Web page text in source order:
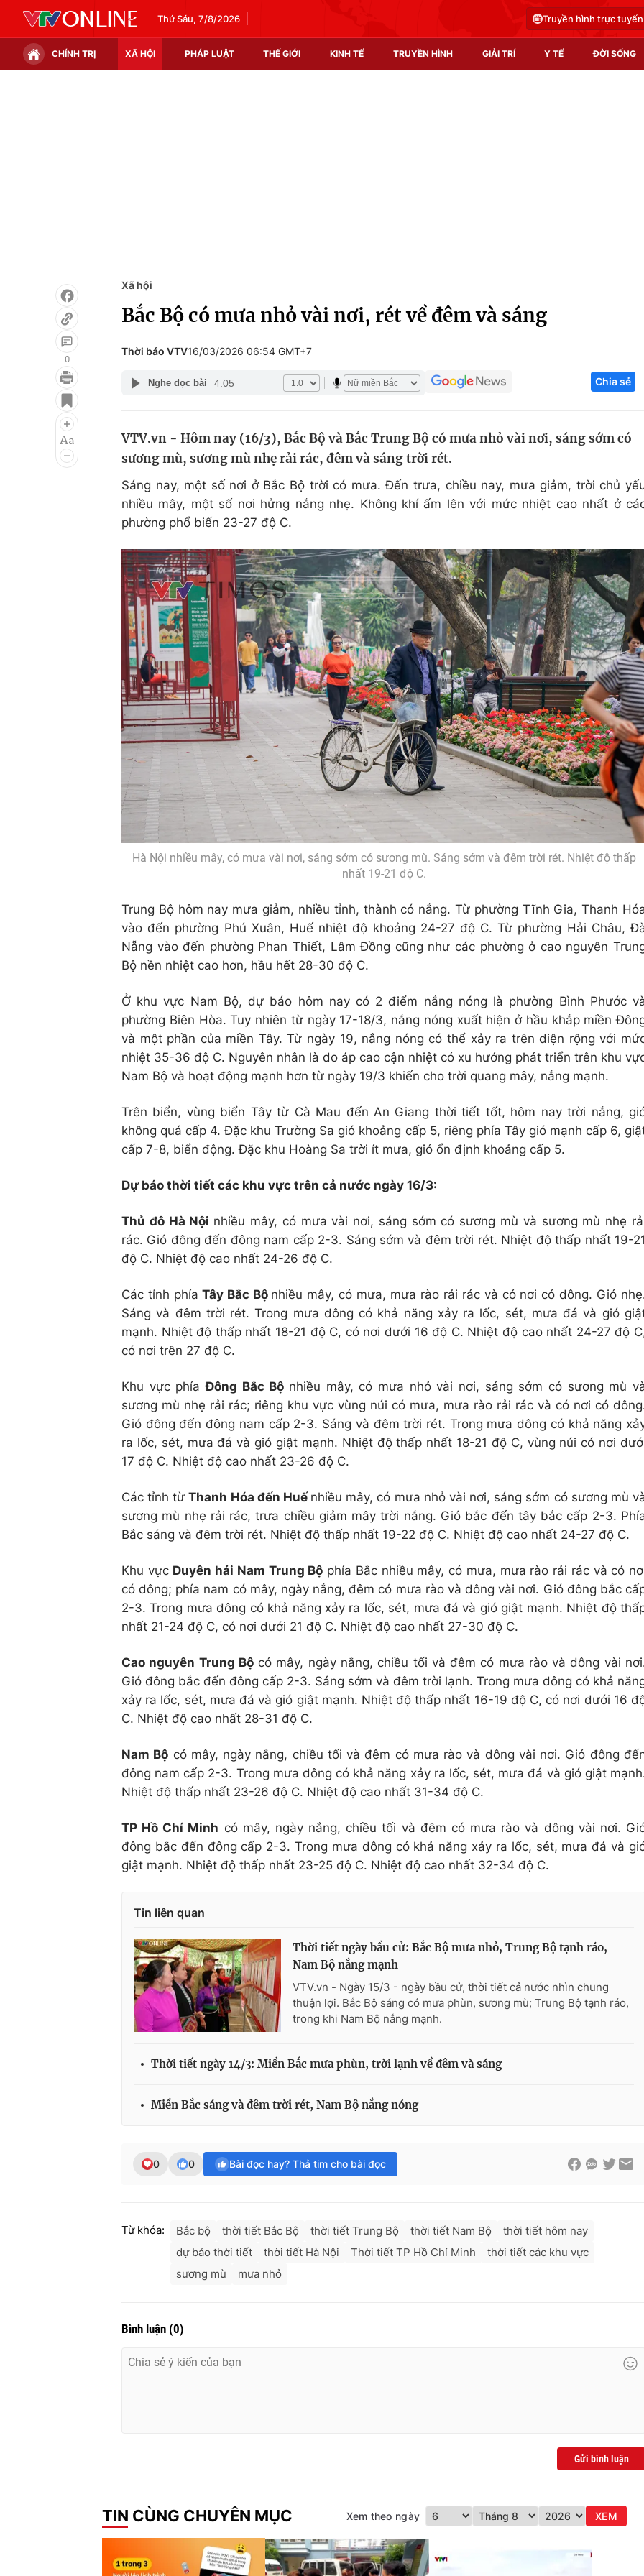
Thứ Sáu, 7/8/2026 Truyền hình trực tuyến
CHÍNH TRỊ XÃ HỘI PHÁP LUẬT THẾ GIỚI KINH TẾ TRUYỀN HÌNH GIẢI TRÍ Y TẾ ĐỜI SỐNG
Điện ảnh
Âm nhạc
Làm đẹp
Giáo dục
Học trực tuyến
Công nghệ
Sản phẩm
Tư vấn
0
Xã hội
Bắc Bộ có mưa nhỏ vài nơi, rét về đêm và sáng
Thời báo VTV16/03/2026 06:54 GMT+7
Nghe đọc bài 4:05 Chia sẻ
VTV.vn - Hôm nay (16/3), Bắc Bộ và Bắc Trung Bộ có mưa nhỏ vài nơi, sáng sớm có
sương mù, sương mù nhẹ rải rác, đêm và sáng trời rét.
Sáng nay, một số nơi ở Bắc Bộ trời có mưa. Đến trưa, chiều nay, mưa giảm, trời chủ
nhiều mây, một số nơi hửng nắng nhẹ. Không khí ấm lên với mức nhiệt cao nhất ở
phường phổ biến 23-27 độ C.
Hà Nội nhiều mây, có mưa vài nơi, sáng sớm có sương mù. Sáng sớm và đêm trời rét. Nhiệt độ thấp
nhất 19-21 độ C.
Trung Bộ hôm nay mưa giảm, nhiều tỉnh, thành có nắng. Từ phường Tĩnh Gia, Thanh
vào đến phường Phú Xuân, Huế nhiệt độ khoảng 24-27 độ C. Từ phường Hải Châu,
Nẵng vào đến phường Phan Thiết, Lâm Đồng cũng như các phường ở cao nguyên
Bộ nền nhiệt cao hơn, hầu hết 28-30 độ C.
Ở khu vực Nam Bộ, dự báo hôm nay có 2 điểm nắng nóng là phường Bình Phước
phường Biên Hòa. Tuy nhiên từ ngày 17-18/3, nắng nóng xuất hiện ở hầu khắp miền
và một phần của miền Tây. Từ ngày 19, nắng nóng có thể xảy ra trên diện rộng với
nhiệt 35-36 độ C. Nguyên nhân là do áp cao cận nhiệt có xu hướng phát triển trên khu
Nam Bộ và hoạt động mạnh hơn từ ngày 19/3 khiến cho trời quang mây, nắng mạnh.
Trên biển, vùng biển Tây từ Cà Mau đến An Giang thời tiết tốt, hôm nay trời nắng,
không quá cấp 4. Đặc khu Trường Sa gió khoảng cấp 5, riêng phía Tây gió mạnh cấp 6,
cấp 7-8, biển động. Đặc khu Hoàng Sa trời ít mưa, gió ổn định khoảng cấp 5.
Dự báo thời tiết các khu vực trên cả nước ngày 16/3:
Thủ đô Hà Nội nhiều mây, có mưa vài nơi, sáng sớm có sương mù và sương mù nhẹ
rác. Gió đông đến đông nam cấp 2-3. Sáng sớm và đêm trời rét. Nhiệt độ thấp nhất 19-21
độ C. Nhiệt độ cao nhất 24-26 độ C.
Các tỉnh phía Tây Bắc Bộ nhiều mây, có mưa, mưa rào rải rác và có nơi có dông. Gió
Sáng và đêm trời rét. Trong mưa dông có khả năng xảy ra lốc, sét, mưa đá và gió
mạnh. Nhiệt độ thấp nhất 18-21 độ C, có nơi dưới 16 độ C. Nhiệt độ cao nhất 24-27 độ
có nơi trên 27 độ C.
Khu vực phíaĐông Bắc Bộ nhiều mây, có mưa nhỏ vài nơi, sáng sớm có sương mù
sương mù nhẹ rải rác; riêng khu vực vùng núi có mưa, mưa rào rải rác và có nơi có
Gió đông đến đông nam cấp 2-3. Sáng và đêm trời rét. Trong mưa dông có khả năng
ra lốc, sét, mưa đá và gió giật mạnh. Nhiệt độ thấp nhất 18-21 độ C, vùng núi có nơi
17 độ C. Nhiệt độ cao nhất 23-26 độ C.
Các tỉnh từThanh Hóa đến Huế nhiều mây, có mưa nhỏ vài nơi, sáng sớm có sương mù
sương mù nhẹ rải rác, trưa chiều giảm mây trời nắng. Gió bắc đến tây bắc cấp 2-3.
Bắc sáng và đêm trời rét. Nhiệt độ thấp nhất 19-22 độ C. Nhiệt độ cao nhất 24-27 độ C.
Khu vực Duyên hải Nam Trung Bộ phía Bắc nhiều mây, có mưa, mưa rào rải rác và có
có dông; phía nam có mây, ngày nắng, đêm có mưa rào và dông vài nơi. Gió đông bắc
2-3. Trong mưa dông có khả năng xảy ra lốc, sét, mưa đá và gió giật mạnh. Nhiệt độ
nhất 21-24 độ C, có nơi dưới 21 độ C. Nhiệt độ cao nhất 27-30 độ C.
Cao nguyên Trung Bộcó mây, ngày nắng, chiều tối và đêm có mưa rào và dông vài
Gió đông bắc đến đông cấp 2-3. Sáng sớm và đêm trời lạnh. Trong mưa dông có khả
xảy ra lốc, sét, mưa đá và gió giật mạnh. Nhiệt độ thấp nhất 16-19 độ C, có nơi dưới 16
C. Nhiệt độ cao nhất 28-31 độ C.
Nam Bộ có mây, ngày nắng, chiều tối và đêm có mưa rào và dông vài nơi. Gió đông
đông nam cấp 2-3. Trong mưa dông có khả năng xảy ra lốc, sét, mưa đá và gió giật
Nhiệt độ thấp nhất 23-26 độ C. Nhiệt độ cao nhất 31-34 độ C.
TP Hồ Chí Minh có mây, ngày nắng, chiều tối và đêm có mưa rào và dông vài nơi.
đông bắc đến đông cấp 2-3. Trong mưa dông có khả năng xảy ra lốc, sét, mưa đá và
giật mạnh. Nhiệt độ thấp nhất 23-25 độ C. Nhiệt độ cao nhất 32-34 độ C.
Tin liên quan
Thời tiết ngày bầu cử: Bắc Bộ mưa nhỏ, Trung Bộ tạnh ráo,
Nam Bộ nắng mạnh
VTV.vn - Ngày 15/3 - ngày bầu cử, thời tiết cả nước nhìn chung
thuận lợi. Bắc Bộ sáng có mưa phùn, sương mù; Trung Bộ tạnh ráo,
trong khi Nam Bộ nắng mạnh.
Thời tiết ngày 14/3: Miền Bắc mưa phùn, trời lạnh về đêm và sáng
Miền Bắc sáng và đêm trời rét, Nam Bộ nắng nóng
0 0 Bài đọc hay? Thả tim cho bài đọc
Từ khóa: Bắc bộ thời tiết Bắc Bộ thời tiết Trung Bộ thời tiết Nam Bộ
thời tiết hôm nay
dự báo thời tiết
thời tiết Hà Nội Thời tiết TP Hồ Chí Minh
thời tiết các khu vực
sương mù
mưa nhỏ
Bình luận (0)
Gửi bình luận
TIN CÙNG CHUYÊN MỤC Xem theo ngày XEM